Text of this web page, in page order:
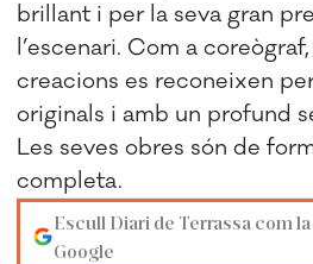
brillant i per la seva gran
l’escenari. Com a
creacions es reconeixen
originals i amb un profund
Les seves obres són de
completa.
Escull Diari de Terrassa com
Google